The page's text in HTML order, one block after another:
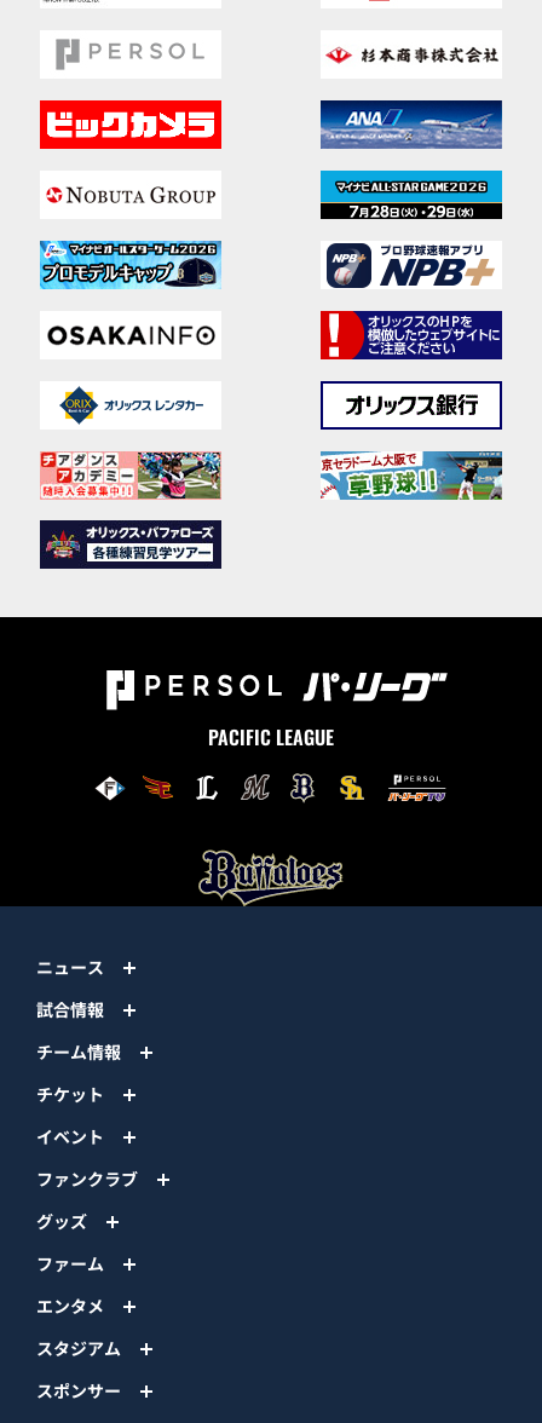
PACIFIC LEAGUE
ニュース
試合情報
チーム情報
チケット
イベント
ファンクラブ
グッズ
ファーム
エンタメ
スタジアム
スポンサー